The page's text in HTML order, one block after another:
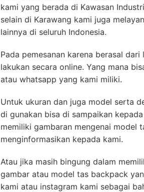
kami yang berada di Kawasan
selain di Karawang kami juga
lainnya di seluruh Indonesia.
Pada pemesanan karena berasal
lakukan secara online. Yang mana
atau whatsapp yang kami miliki.
Untuk ukuran dan juga model serta
di gunakan bisa di sampaikan
memiliki gambaran mengenai model
menginformasikan kepada kami.
Atau jika masih bingung dalam
gambar atau model tas backpack
kami atau instagram kami sebagai